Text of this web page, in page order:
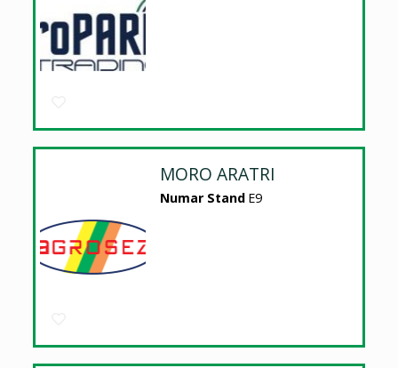
MORO ARATRI
Numar Stand E9